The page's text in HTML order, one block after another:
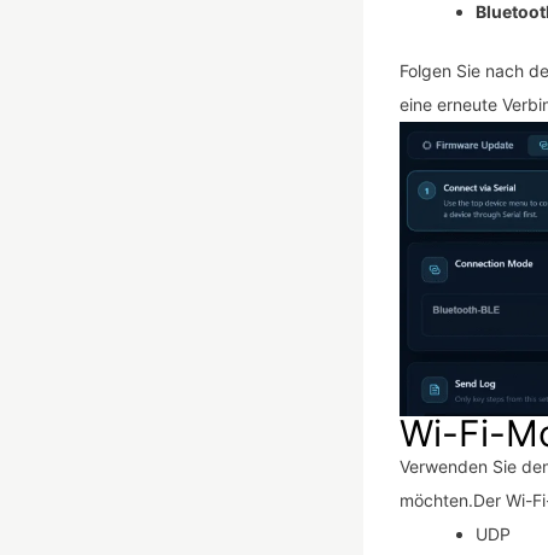
Folgen Sie nach
eine erneute
Wi-Fi-
Verwenden Sie
möchten.Der Wi-
UDP